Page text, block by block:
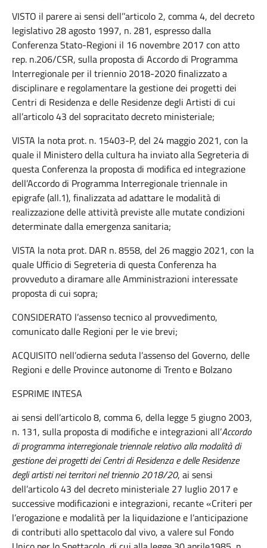
VISTO il parere ai sensi dell’’articolo 2, comma 4, del decreto
legislativo 28 agosto 1997, n. 281, espresso dalla
Conferenza Stato-Regioni il 16 novembre 2017 con atto
rep. n.206/CSR, sulla proposta di Accordo di Programma
Interregionale per il triennio 2018-2020 finalizzato a
disciplinare e regolamentare la gestione dei progetti dei
Centri di Residenza e delle Residenze degli Artisti di cui
all’articolo 43 del sopracitato decreto ministeriale;
VISTA la nota prot. n. 15403-P, del 24 maggio 2021, con la
quale il Ministero della cultura ha inviato alla Segreteria di
questa Conferenza la proposta di modifica ed integrazione
dell’Accordo di Programma Interregionale triennale in
epigrafe (all.1), finalizzata ad adattare le modalità di
realizzazione delle attività previste alle mutate condizioni
determinate dalla emergenza sanitaria;
VISTA la nota prot. DAR n. 8558, del 26 maggio 2021, con la
quale Ufficio di Segreteria di questa Conferenza ha
provveduto a diramare alle Amministrazioni interessate
proposta di cui sopra;
CONSIDERATO l’assenso tecnico al provvedimento,
comunicato dalle Regioni per le vie brevi;
ACQUISITO nell’odierna seduta l’assenso del Governo, delle
Regioni e delle Province autonome di Trento e Bolzano
ESPRIME INTESA
ai sensi dell’articolo 8, comma 6, della legge 5 giugno 2003,
n. 131, sulla proposta di modifiche e integrazioni all’Accordo
di programma interregionale triennale relativo alla modalità di
gestione dei progetti dei Centri di Residenza e delle Residenze
degli artisti nei territori nel triennio 2018/20, ai sensi
dell’articolo 43 del decreto ministeriale 27 luglio 2017 e
successive modificazioni e integrazioni, recante «Criteri per
l’erogazione e modalità per la liquidazione e l’anticipazione
di contributi allo spettacolo dal vivo, a valere sul Fondo